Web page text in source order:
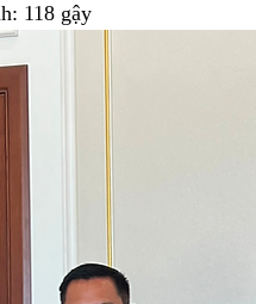
118 gậy